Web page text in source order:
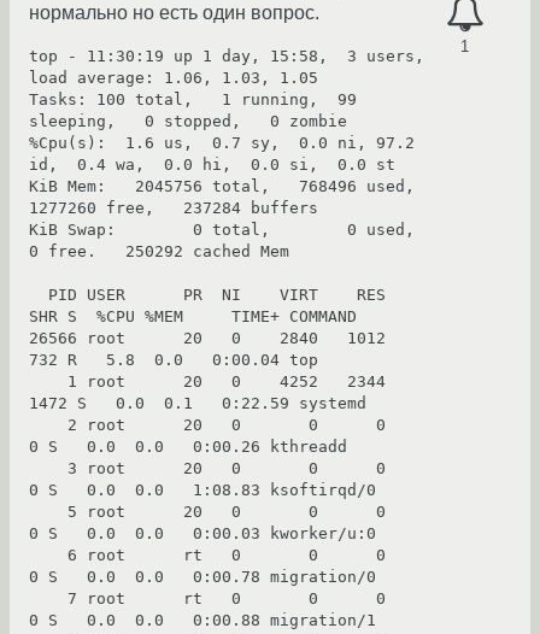
1
нормально но есть один вопрос.
top - 11:30:19 up 1 day, 15:58,  3 users,
load average: 1.06, 1.03, 1.05
Tasks: 100 total,   1 running,  99
sleeping,   0 stopped,   0 zombie
%Cpu(s):  1.6 us,  0.7 sy,  0.0 ni, 97.2
id,  0.4 wa,  0.0 hi,  0.0 si,  0.0 st
KiB Mem:   2045756 total,   768496 used,
1277260 free,   237284 buffers
KiB Swap:        0 total,        0 used,
0 free.   250292 cached Mem
SHR S  %CPU %MEM     TIME+ COMMAND
26566 root      20   0    2840   1012
732 R   5.8  0.0   0:00.04 top
1472 S   0.0  0.1   0:22.59 systemd
0 S   0.0  0.0   0:00.26 kthreadd
0 S   0.0  0.0   1:08.83 ksoftirqd/0
0 S   0.0  0.0   0:00.03 kworker/u:0
0 S   0.0  0.0   0:00.78 migration/0
0 S   0.0  0.0   0:00.88 migration/1